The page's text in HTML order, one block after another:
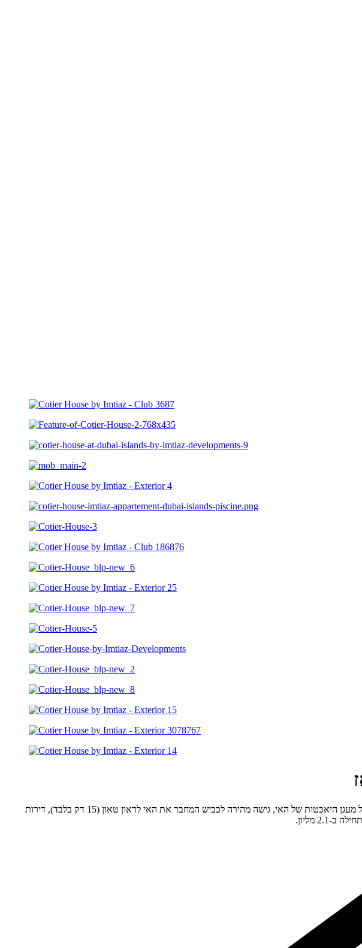
פרויקט בוטיקי ויוקרתי על קו החוף בדובאי איילנדס! בניה ברמה הגבוה ביותר, בניין נמוך עם כמות דירות נמוכה, נוף ומיקום על מעגן היאכטות של האי, גישה מהירה לכביש המחבר את האי לדאון טאון (15 דק בלבד), דירות